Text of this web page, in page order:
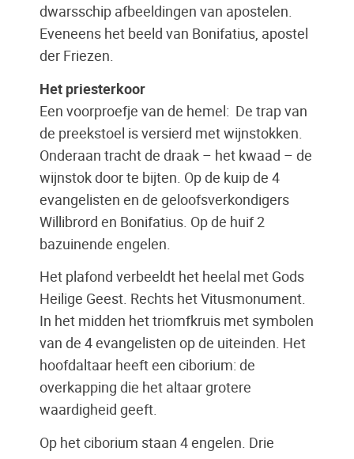
dwarsschip afbeeldingen van apostelen.
Eveneens het beeld van Bonifatius, apostel
der Friezen.
Het priesterkoor
Een voorproefje van de hemel: De trap van
de preekstoel is versierd met wijnstokken.
Onderaan tracht de draak – het kwaad – de
wijnstok door te bijten. Op de kuip de 4
evangelisten en de geloofsverkondigers
Willibrord en Bonifatius. Op de huif 2
bazuinende engelen.
Het plafond verbeeldt het heelal met Gods
Heilige Geest. Rechts het Vitusmonument.
In het midden het triomfkruis met symbolen
van de 4 evangelisten op de uiteinden. Het
hoofdaltaar heeft een ciborium: de
overkapping die het altaar grotere
waardigheid geeft.
Op het ciborium staan 4 engelen. Drie